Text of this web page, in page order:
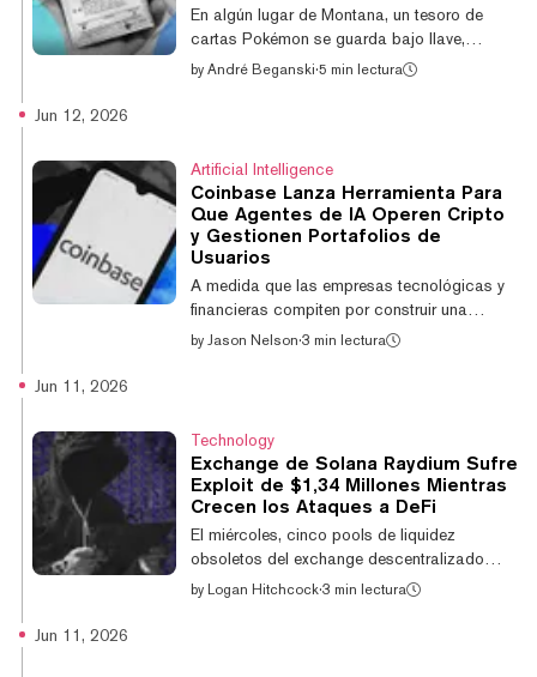
de Forward Industries (FWDI), de haber sido
aceptadas. "Estamos decepcionados y
En algún lugar de Montana, un tesoro de
cartas Pokémon se guarda bajo llave,
respaldando un mercado cripto
bóveda de la empresa se ha convertido en el
núcleo de su marca, en medio de un número
creciente de competidores que también
ofrecen versiones tokenizadas de las
populares cartas coleccionables. "De estas
otras 30 plataformas que no...
by André Beganski·5 min lectura
Jun 12, 2026
Artificial Intelligence
Coinbase Lanza Herramienta Para
Que Agentes de IA Operen Cripto
y Gestionen Portafolios de
Usuarios
A medida que las empresas tecnológicas y
financieras compiten por construir una
economía para los agentes de IA, el
realizar pagos y gestionar portafolios en
nombre de los usuarios. El lanzamiento se
produce mientras empresas de los sectores
tecnológico, de pagos y cripto compiten por
construir infraestructura para agentes de IA
by Jason Nelson·3 min lectura
Jun 11, 2026
Technology
Exchange de Solana Raydium Sufre
Exploit de $1,34 Millones Mientras
Crecen los Ataques a DeFi
El miércoles, cinco pools de liquidez
obsoletos del exchange descentralizado
Raydium, basado en Solana, fueron
by Logan Hitchcock·3 min lectura
Jun 11, 2026